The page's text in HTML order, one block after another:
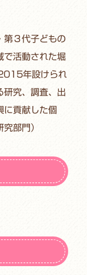
第３代子どもの
で活動された堀
年設けられ
研究、調査、出
に貢献した個
部門）